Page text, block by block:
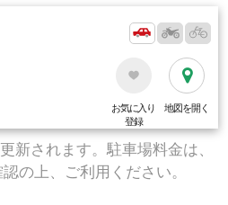
お気に入り
登録
地図を開く
新されます。駐車場料金は、
の上、ご利用ください。